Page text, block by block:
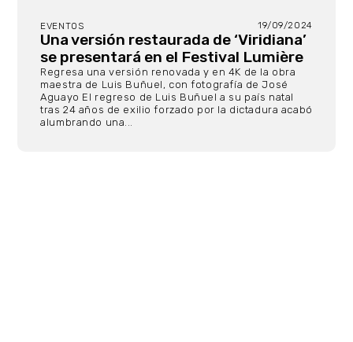
EVENTOS 19/09/2024
Una versión restaurada de ‘Viridiana’
se presentará en el Festival Lumière
Regresa una versión renovada y en 4K de la obra
maestra de Luis Buñuel, con fotografía de José
Aguayo El regreso de Luis Buñuel a su país natal
tras 24 años de exilio forzado por la dictadura acabó
alumbrando una...